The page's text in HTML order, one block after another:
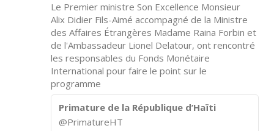
Le Premier ministre Son Excellence Monsieur
Alix Didier Fils-Aimé accompagné de la Ministre
des Affaires Étrangères Madame Raina Forbin et
de l'Ambassadeur Lionel Delatour, ont rencontré
les responsables du Fonds Monétaire
International pour faire le point sur le
programme
Primature de la République d’Haïti
@PrimatureHT